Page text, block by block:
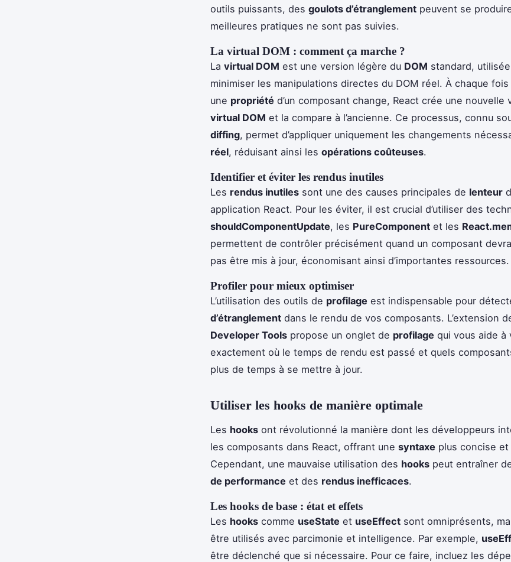
outils puissants, des goulots d’étranglement peuvent se
meilleures pratiques ne sont pas suivies.
La virtual DOM : comment ça marche ?
La virtual DOM est une version légère du DOM standard,
minimiser les manipulations directes du DOM réel. À chaque fois
une propriété d’un composant change, React crée une nouvelle
virtual DOM et la compare à l’ancienne. Ce processus, connu
diffing, permet d’appliquer uniquement les changements
réel, réduisant ainsi les opérations coûteuses.
Identifier et éviter les rendus inutiles
Les rendus inutiles sont une des causes principales de lenteur
application React. Pour les éviter, il est crucial d’utiliser des
shouldComponentUpdate, les PureComponent et les
permettent de contrôler précisément quand un composant
pas être mis à jour, économisant ainsi d’importantes ressources.
Profiler pour mieux optimiser
L’utilisation des outils de profilage est indispensable pour
d’étranglement dans le rendu de vos composants. L’extension
Developer Tools propose un onglet de profilage qui vous aide à
exactement où le temps de rendu est passé et quels
plus de temps à se mettre à jour.
Utiliser les hooks de manière optimale
Les hooks ont révolutionné la manière dont les développeurs
les composants dans React, offrant une syntaxe plus concise et
Cependant, une mauvaise utilisation des hooks peut entraîner
de performance et des rendus inefficaces.
Les hooks de base : état et effets
Les hooks comme useState et useEffect sont omniprésents,
être utilisés avec parcimonie et intelligence. Par exemple,
être déclenché que si nécessaire. Pour ce faire, incluez les